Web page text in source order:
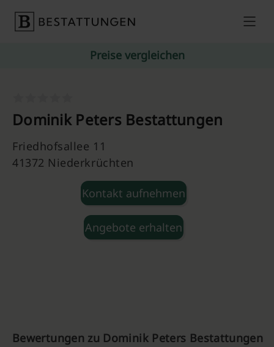
Preise vergleichen
Dominik Peters Bestattungen
Friedhofsallee 11
41372 Niederkrüchten
Kontakt aufnehmen
Angebote erhalten
Bewertungen zu Dominik Peters Bestattungen